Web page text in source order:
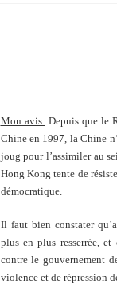
Mon avis: Depuis que le
Chine en 1997, la Chine
joug pour l’assimiler au
Hong Kong tente de
démocratique.
Il faut bien constater
plus en plus resserrée,
contre le gouvernement
violence et de répression